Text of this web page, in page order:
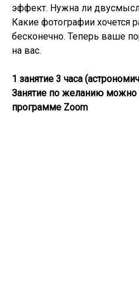
эффект. Нужна ли
Какие фотографии хочется
бесконечно. Теперь ваше
на вас.
1 занятие 3 часа
Занятие по желанию можно
программе Zoom